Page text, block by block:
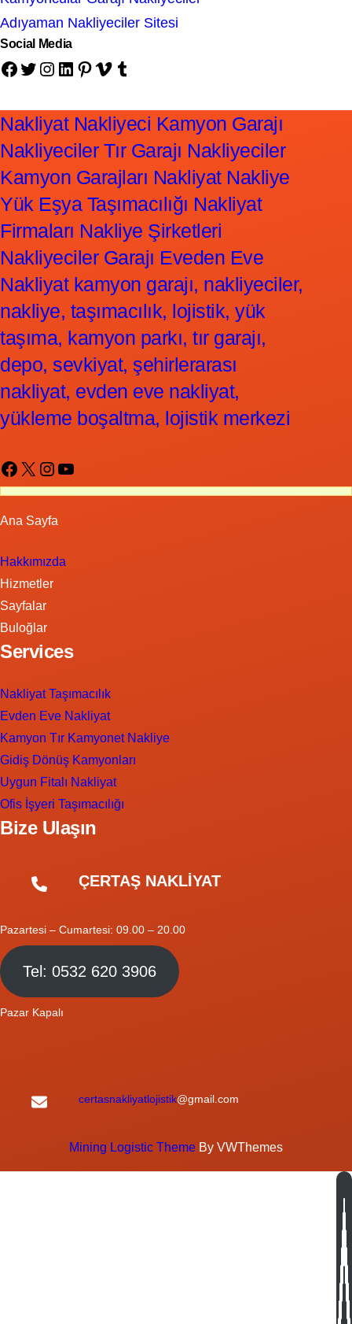
Adıyaman Nakliyeciler Sitesi
Social Media
Facebook Twitter Instagram LinkedIn Pinterest Vimeo Tumblr
Nakliyat Nakliyeci Kamyon Garajı
Nakliyeciler Tır Garajı Nakliyeciler
Kamyon Garajları Nakliyat Nakliye
Yük Eşya Taşımacılığı Nakliyat
Firmaları Nakliye Şirketleri
Nakliyeciler Garajı Eveden Eve
Nakliyat kamyon garajı, nakliyeciler,
nakliye, taşımacılık, lojistik, yük
taşıma, kamyon parkı, tır garajı,
depo, sevkiyat, şehirlerarası
nakliyat, evden eve nakliyat,
yükleme boşaltma, lojistik merkezi
Facebook X Instagram YouTube
Ana Sayfa
Hakkımızda
Hizmetler
Sayfalar
Buloğlar
Services
Nakliyat Taşımacılık
Evden Eve Nakliyat
Kamyon Tır Kamyonet Nakliye
Gidiş Dönüş Kamyonları
Uygun Fitalı Nakliyat
Ofis İşyeri Taşımacılığı
Bize Ulaşın
ÇERTAŞ NAKLİYAT
Pazartesi – Cumartesi: 09.00 – 20.00
Tel: 0532 620 3906
Pazar Kapalı
certasnakliyatlojistik@gmail.com
Mining Logistic Theme By VWThemes